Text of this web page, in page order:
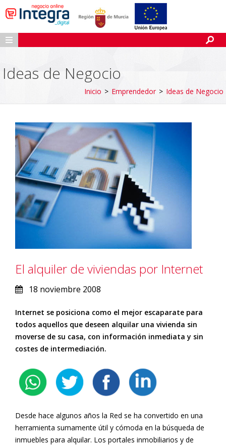
Ideas de Negocio
Inicio > Emprendedor > Ideas de Negocio
El alquiler de viviendas por Internet
18 noviembre 2008
Internet se posiciona como el mejor escaparate para
todos aquellos que deseen alquilar una vivienda sin
moverse de su casa, con información inmediata y sin
costes de intermediación.
Desde hace algunos años la Red se ha convertido en una
herramienta sumamente útil y cómoda en la búsqueda de
inmuebles para alquilar. Los portales inmobiliarios y de